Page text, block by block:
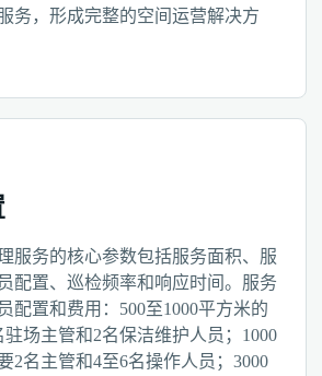
务，形成完整的空间运营解决方
服务的核心参数包括服务面积、服
配置、巡检频率和响应时间。服务
配置和费用：500至1000平方米的
场主管和2名保洁维护人员；1000
2名主管和4至6名操作人员；3000